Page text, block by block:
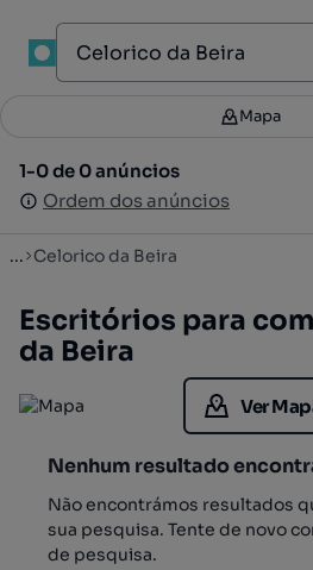
Filtros 3
1-0 de 0 anúncios
Ordem dos anúncios
Mapa
1-0 de 0 anúncios
Ordem dos anúncios
... Celorico da Beira
Escritórios para
da Beira
Ver
Nenhum resultado
Não encontrámos resultados
sua pesquisa. Tente de novo
de pesquisa.